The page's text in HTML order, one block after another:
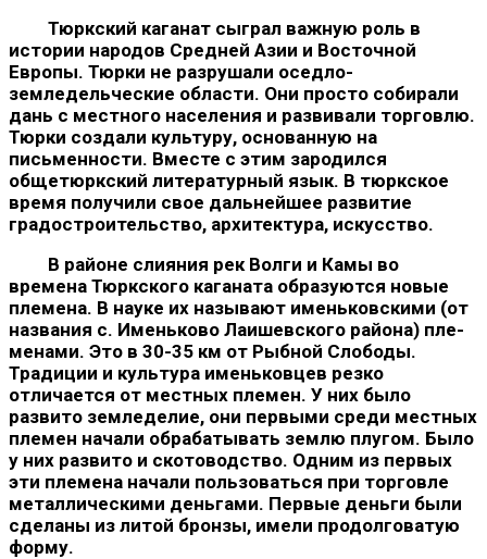
Тюркский каганат сыграл важную роль в
истории народов Средней Азии и Восточной
Европы. Тюрки не разрушали оседло-
земледельческие области. Они просто собирали
дань с местного населения и развивали торговлю.
Тюрки создали культуру, осно­ванную на
письменности. Вместе с этим зародился
общетюрк­ский литературный язык. В тюркское
время получили свое даль­нейшее развитие
градостроительство, архитектура, искусство.
В районе слияния рек Волги и Камы во
времена Тюркского каганата образуются новые
племена. В науке их называют имень­ковскими (от
названия с. Именьково Лаишевского района) пле­
менами. Это в 30-35 км от Рыбной Слободы.
Традиции и куль­тура именьковцев резко
отличается от местных племен. У них было
развито земледелие, они первыми среди местных
племен начали обрабатывать землю плугом. Было
у них развито и ското­водство. Одним из первых
эти племена начали пользоваться при торговле
металлическими деньгами. Первые деньги были
сде­ланы из литой бронзы, имели продолговатую
форму.